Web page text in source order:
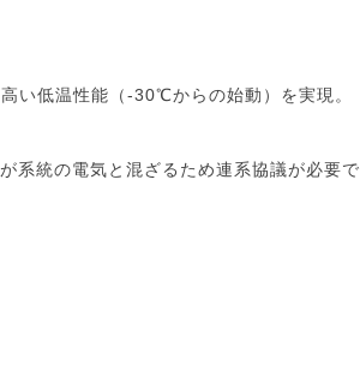
い低温性能（-30℃からの始動）を実現。
系統の電気と混ざるため連系協議が必要で